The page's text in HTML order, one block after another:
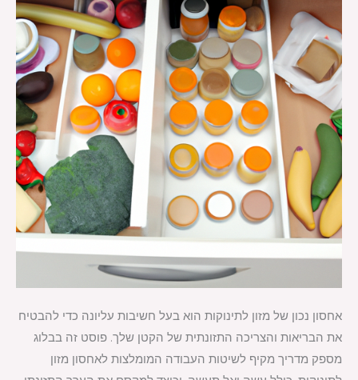
אחסון נכון של מזון לתינוקות הוא בעל חשיבות עליונה כדי להבטיח
את הבריאות והצריכה התזונתית של הקטן שלך. פוסט זה בבלוג
מספק מדריך מקיף לשיטות העבודה המומלצות לאחסון מזון